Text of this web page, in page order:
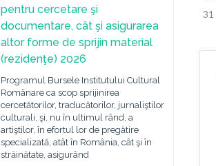
pentru cercetare şi
documentare, cât şi asigurarea
altor forme de sprijin material
(rezidenţe) 2026
Programul Bursele Institutului Cultural
Românare ca scop sprijinirea
cercetătorilor, traducătorilor, jurnaliştilor
culturali, şi, nu în ultimul rând, a
artiştilor, în efortul lor de pregătire
specializată, atât în România, cât şi în
străinătate, asigurând
31